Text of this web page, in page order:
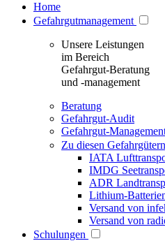
Home
Gefahrgutmanagement
Unsere Leistungen
im Bereich
Gefahrgut-Beratung
und -management
Beratung
Gefahrgut-Audit
Gefahrgut-
Zu diesen
IATA
IMDG
ADR
Lithium-
Versand von
Versand von
Schulungen